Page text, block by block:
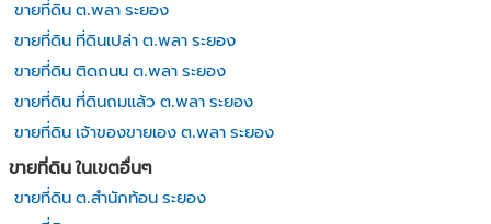
ขายที่ดิน ต.พลา ระยอง
ขายที่ดิน ที่ดินเปล่า ต.พลา ระยอง
ขายที่ดิน ติดถนน ต.พลา ระยอง
ขายที่ดิน ที่ดินถมแล้ว ต.พลา ระยอง
ขายที่ดิน เจ้าของขายเอง ต.พลา ระยอง
ขายที่ดิน ในเขตอื่นๆ
ขายที่ดิน ต.สำนักท้อน ระยอง